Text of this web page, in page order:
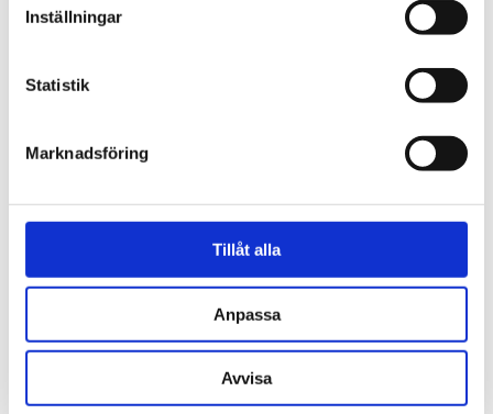
Inställningar
Statistik
Marknadsföring
Tillåt alla
Anpassa
Avvisa
huden, minskar överflödigt sebum och gamla
hudceller. Minskar även rodnad och svullnad i huden
akneutbrott. Efter behandlingen känns huden jämnare
i ton och textur. Hudens känns renare och acne blir
Glykolsyra: exfolierar huden och stimulerar
Mjölksyra: exfolierar gamla hudceller
en anti-inflammatorisk effekt och skyndar på
Innan kemisk peeling